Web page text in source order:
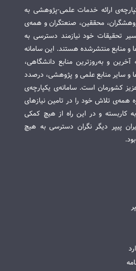
ارائه خدمات علمی-پژوهشی به
محققین، صنعتگران و همه‌ی
تحقیقات خود نیازمند دسترسی به
و منابع منتشرشده هستند. این سامانه
آخرین و به‌روزترین منابع دانشگاهی،
و سایر منابع علمی و پژوهشی، درصدد
کشورمان است. سامانه‌ی یکپارچه‌ی
همه‌ی تلاش خود را در تامین نیازهای
کاربسته و در این راه از هیچ کمکی
پیپر دیگر نگران دسترسی به هیچ